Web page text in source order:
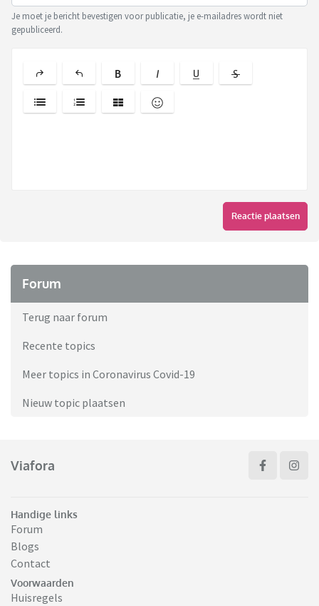
Je moet je bericht bevestigen voor publicatie, je e-mailadres wordt niet
gepubliceerd.
Reactie plaatsen
Forum
Terug naar forum
Recente topics
Meer topics in Coronavirus Covid-19
Nieuw topic plaatsen
Viafora
Handige links
Forum
Blogs
Contact
Voorwaarden
Huisregels